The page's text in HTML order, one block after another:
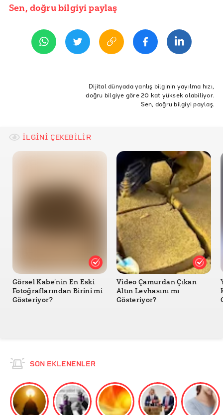
REFERANSLAR
İddia Bağlantısı
The Collage Mathematical Journal
YAYIN TARİHİ
Sen, doğru bilgiyi paylaş
Dijital dünyada yanlış bilginin yayılma hızı,
doğru bilgiye göre 20 kat yüksek olabiliyor.
Sen, doğru bilgiyi paylaş.
İLGİNİ ÇEKEBİLİR
Görsel Kabe’nin En Eski
Fotoğraflarından Birini mi
Gösteriyor?
Video Çamurdan Çıkan
Altın Levhasını mı
Gösteriyor?
SON EKLENENLER